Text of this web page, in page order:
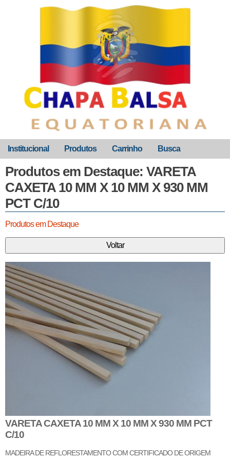
Institucional Produtos Carrinho Busca
Produtos em Destaque: VARETA
CAXETA 10 MM X 10 MM X 930 MM
PCT C/10
Produtos em Destaque
VARETA CAXETA 10 MM X 10 MM X 930 MM PCT
C/10
MADEIRA DE REFLORESTAMENTO COM CERTIFICADO DE ORIGEM